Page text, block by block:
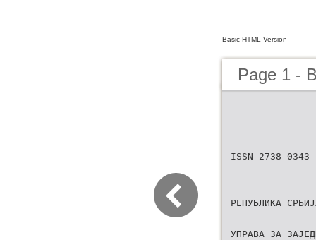
Basic HTML Version
Page 1 -
ISSN 2738-0343
РЕПУБЛИКА
УПРАВА ЗА